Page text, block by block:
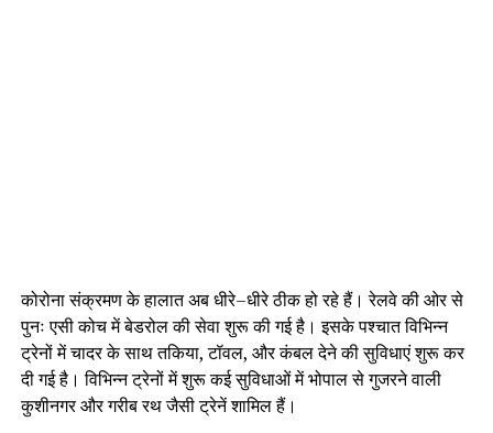
कोरोना संक्रमण के हालात अब धीरे–धीरे ठीक हो रहे हैं। रेलवे की ओर से
पुनः एसी कोच में बेडरोल की सेवा शुरू की गई है। इसके पश्चात विभिन्न
ट्रेनों में चादर के साथ तकिया, टॉवल, और कंबल देने की सुविधाएं शुरू कर
दी गई है। विभिन्न ट्रेनों में शुरू कई सुविधाओं में भोपाल से गुजरने वाली
कुशीनगर और गरीब रथ जैसी ट्रेनें शामिल हैं।